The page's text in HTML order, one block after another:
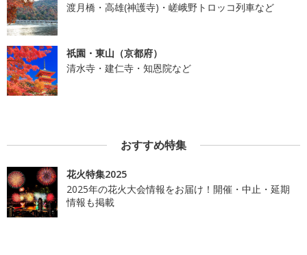
渡月橋・高雄(神護寺)・嵯峨野トロッコ列車など
祇園・東山（京都府）
清水寺・建仁寺・知恩院など
おすすめ特集
花火特集2025
2025年の花火大会情報をお届け！開催・中止・延期
情報も掲載